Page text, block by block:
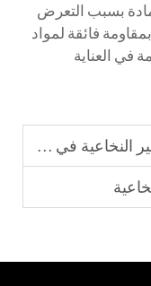
بسبب التعرض
فائقة لمواد
في العناية
في دمج مفصل الكاحل